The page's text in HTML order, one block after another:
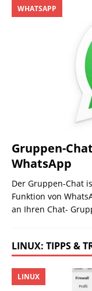
Gruppen-
WhatsApp
WHATSAPP
Der Gruppen-Chat
Funktion von
an Ihren Chat-
LINUX: TIPPS &
LINUX